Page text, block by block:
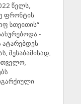
წელს,
ფრონტის
სთეითის“
-
შესაბამისად,